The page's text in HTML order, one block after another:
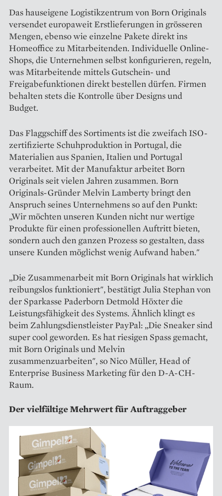
Das hauseigene Logistikzentrum von Born Originals
versendet europaweit Erstlieferungen in grösseren
Mengen, ebenso wie einzelne Pakete direkt ins
Homeoffice zu Mitarbeitenden. Individuelle Online-
Shops, die Unternehmen selbst konfigurieren, regeln,
was Mitarbeitende mittels Gutschein- und
Freigabefunktionen direkt bestellen dürfen. Firmen
behalten stets die Kontrolle über Designs und
Budget.
Das Flaggschiff des Sortiments ist die zweifach ISO-
zertifizierte Schuhproduktion in Portugal, die
Materialien aus Spanien, Italien und Portugal
verarbeitet. Mit der Manufaktur arbeitet Born
Originals seit vielen Jahren zusammen. Born
Originals-Gründer Melvin Lamberty bringt den
Anspruch seines Unternehmens so auf den Punkt:
„Wir möchten unseren Kunden nicht nur wertige
Produkte für einen professionellen Auftritt bieten,
sondern auch den ganzen Prozess so gestalten, dass
unsere Kunden möglichst wenig Aufwand haben."
„Die Zusammenarbeit mit Born Originals hat wirklich
reibungslos funktioniert", bestätigt Julia Stephan von
der Sparkasse Paderborn Detmold Höxter die
Leistungsfähigkeit des Systems. Ähnlich klingt es
beim Zahlungsdienstleister PayPal: „Die Sneaker sind
super cool geworden. Es hat riesigen Spass gemacht,
mit Born Originals und Melvin
zusammenzuarbeiten", so Nico Müller, Head of
Enterprise Business Marketing für den D-A-CH-
Raum.
Der vielfältige Mehrwert für Auftraggeber